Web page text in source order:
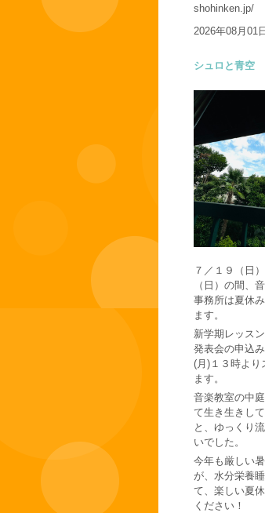
shohinken.jp/
2026年08月01日
シュロと青空
７／１９（日
（日）の間、
事務所は夏休
ます。
新学期レッス
発表会の申込
(月)１３時より
ます。
音楽教室の中
て生き生きし
と、ゆっくり
いでした。
今年も厳しい
が、水分栄養
て、楽しい夏
ください！